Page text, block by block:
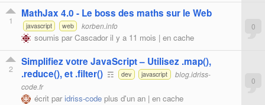
1
MathJax 4.0 - Le boss des maths sur le Web
javascript web korben.info
soumis parCascadoril y a 11 mois | en cache
0
2
Simplifiez votre JavaScript – Utilisez .map(),
.reduce(), et .filter() ☶ dev javascript
blog.idriss-
code.fr
écrit paridriss-code plus d'un an | en cache
0